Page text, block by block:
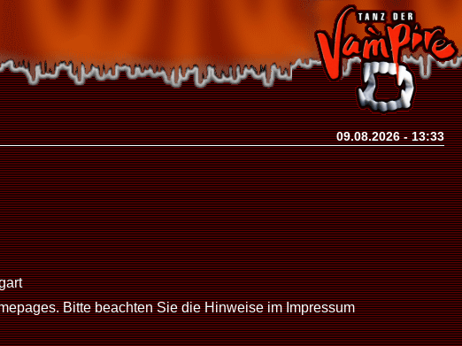
09.08.2026 - 13:33
Bitte beachten Sie die Hinweise im Impressum